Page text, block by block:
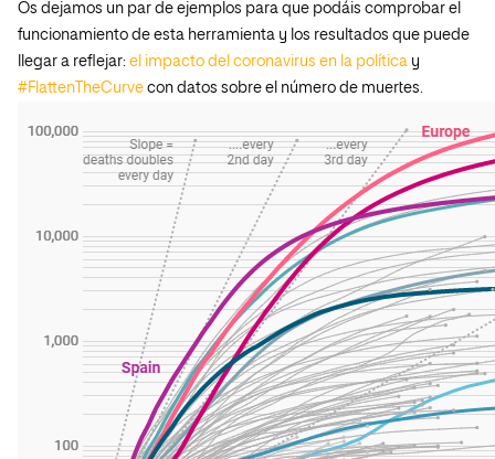
Os dejamos un par de ejemplos para que podáis comprobar el
funcionamiento de esta herramienta y los resultados que puede
llegar a reflejar: el impacto del coronavirus en la política y
#FlattenTheCurve con datos sobre el número de muertes.